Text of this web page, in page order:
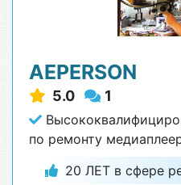
AEPERSON
5.0 1
по ремонту
20 ЛЕТ в сфере ремонта